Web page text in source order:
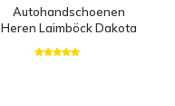
Autohandschoenen
Heren Laimböck Dakota